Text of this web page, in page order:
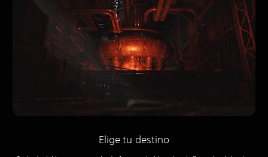
Elige tu destino